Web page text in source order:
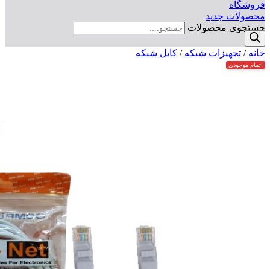
فروشگاه
محصولات جدید
جستجوی محصولات
خانه/ تجهیزات شبکه/ کابل شبکه
اتمام موجودی